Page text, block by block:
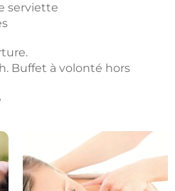
serviette
Buffet à volonté hors